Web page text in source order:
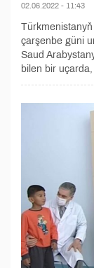
02.06.2022 - 11:43
çarşenbe güni
Saud
bilen bir